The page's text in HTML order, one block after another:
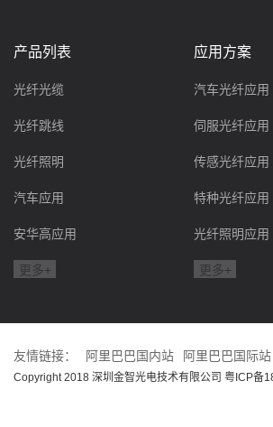
产品列表
光纤光缆
光纤跳线
光纤照明
汽车应用
安华高应用
更多+
应用方案
汽车光纤应用
伺服光纤应用
传感光纤应用
特种光纤应用
光纤照明应用
更多+
友情链接： 阿里巴巴国内站 阿里巴巴国际站
Copyright 2018 深圳金智光电技术有限公司 粤ICP备